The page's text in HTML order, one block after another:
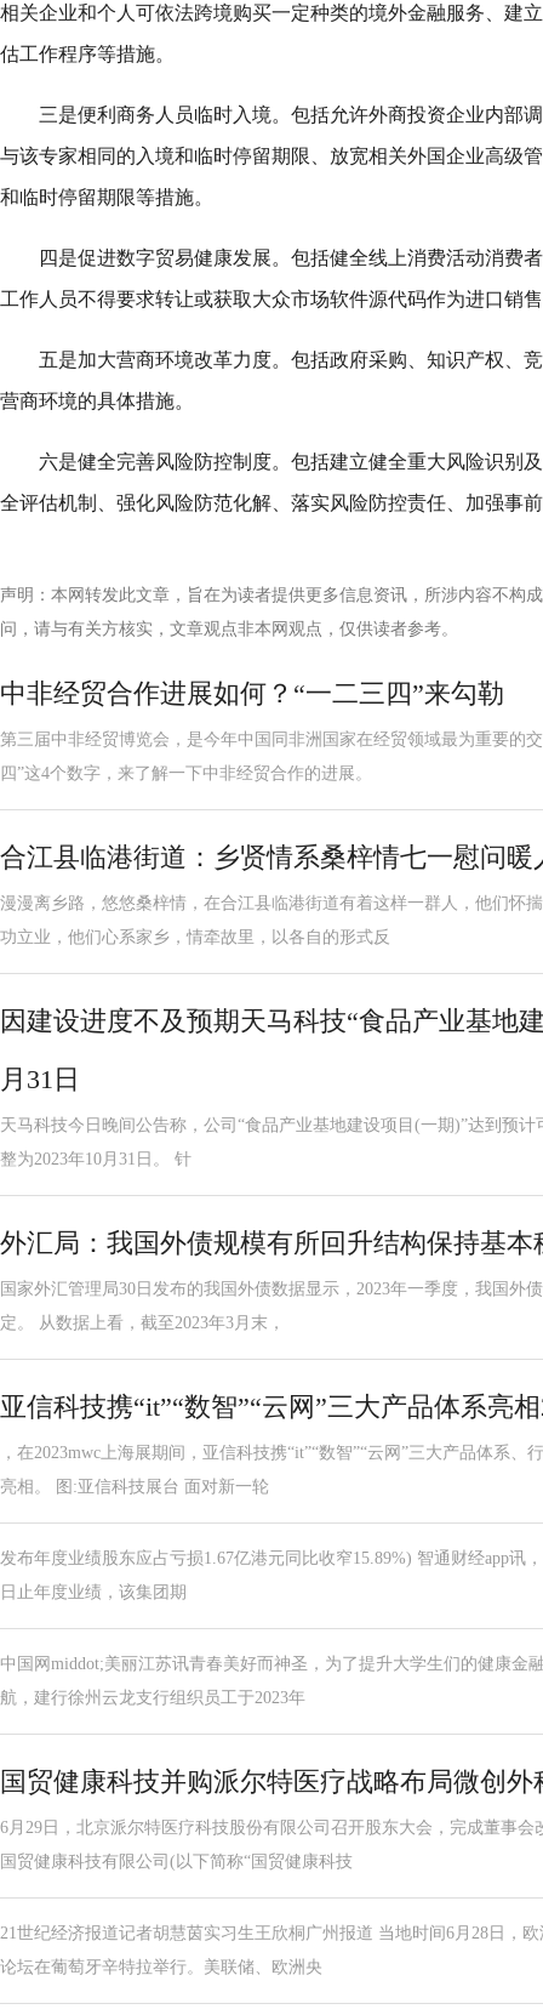
相关企业和个人可依法跨境购买一定种类的境外金融服务、建
估工作程序等措施。
三是便利商务人员临时入境。包括允许外商投资企业内部
与该专家相同的入境和临时停留期限、放宽相关外国企业高级
和临时停留期限等措施。
四是促进数字贸易健康发展。包括健全线上消费活动消费
工作人员不得要求转让或获取大众市场软件源代码作为进口销
五是加大营商环境改革力度。包括政府采购、知识产权、
营商环境的具体措施。
六是健全完善风险防控制度。包括建立健全重大风险识别
全评估机制、强化风险防范化解、落实风险防控责任、加强事
声明：本网转发此文章，旨在为读者提供更多信息资讯，所涉内容不构
问，请与有关方核实，文章观点非本网观点，仅供读者参考。
中非经贸合作进展如何？“一二三四”来勾勒
第三届中非经贸博览会，是今年中国同非洲国家在经贸领域最为重要的
四”这4个数字，来了解一下中非经贸合作的进展。
合江县临港街道：乡贤情系桑梓情七一慰问暖
漫漫离乡路，悠悠桑梓情，在合江县临港街道有着这样一群人，他们怀
功立业，他们心系家乡，情牵故里，以各自的形式反
因建设进度不及预期天马科技“食品产业基地
月31日
天马科技今日晚间公告称，公司“食品产业基地建设项目(一期)”达到预计
整为2023年10月31日。 针
外汇局：我国外债规模有所回升结构保持基本
国家外汇管理局30日发布的我国外债数据显示，2023年一季度，我国外
定。 从数据上看，截至2023年3月末，
亚信科技携“it”“数智”“云网”三大产品体系亮
，在2023mwc上海展期间，亚信科技携“it”“数智”“云网”三大产品体系、
亮相。 图:亚信科技展台 面对新一轮
发布年度业绩股东应占亏损1.67亿港元同比收窄15.89%) 智通财经app讯
日止年度业绩，该集团期
中国网middot;美丽江苏讯青春美好而神圣，为了提升大学生们的健康金
航，建行徐州云龙支行组织员工于2023年
国贸健康科技并购派尔特医疗战略布局微创外
6月29日，北京派尔特医疗科技股份有限公司召开股东大会，完成董事
国贸健康科技有限公司(以下简称“国贸健康科技
21世纪经济报道记者胡慧茵实习生王欣桐广州报道 当地时间6月28日，
论坛在葡萄牙辛特拉举行。美联储、欧洲央